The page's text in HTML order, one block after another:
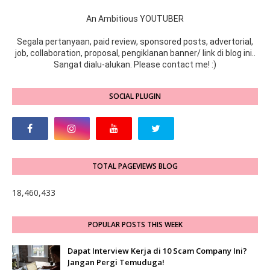
An Ambitious YOUTUBER
Segala pertanyaan, paid review, sponsored posts, advertorial,
job, collaboration, proposal, pengiklanan banner/ link di blog ini..
Sangat dialu-alukan. Please contact me! :)
SOCIAL PLUGIN
TOTAL PAGEVIEWS BLOG
18,460,433
POPULAR POSTS THIS WEEK
Dapat Interview Kerja di 10 Scam Company Ini?
Jangan Pergi Temuduga!